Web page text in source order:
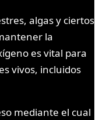
algas y ciertos
la
es vital para
vivos, incluidos
mediante el cual